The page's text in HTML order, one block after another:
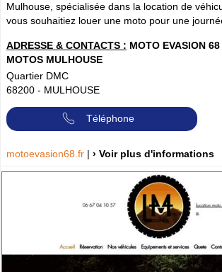
Mulhouse, spécialisée dans la location de
vous souhaitiez louer une moto pour une
ADRESSE & CONTACTS : MOTO EVASION
MOTOS MULHOUSE
Quartier DMC
68200 - MULHOUSE
Téléphone
motoevasion68.fr | › Voir plus d'informations